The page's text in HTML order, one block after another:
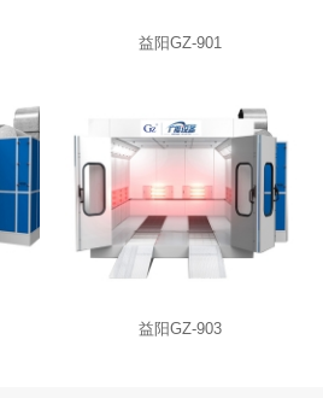
益阳GZ-901
益阳GZ-903